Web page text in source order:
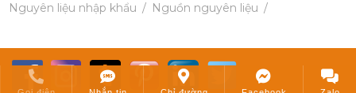
215,000 đ
202,000
đ
Nguyên liệu nhập khẩu
Nguồn nguyên liệu